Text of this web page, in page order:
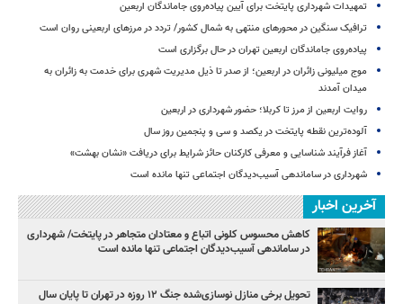
تمهیدات شهرداری پایتخت برای آیین پیاده‌روی جاماندگان اربعین
ترافیک سنگین در محورهای منتهی به شمال کشور/ تردد در مرزهای اربعینی روان است
پیاده‌روی جاماندگان اربعین تهران در حال برگزاری است
موج میلیونی زائران در اربعین؛ از صدر تا ذیل مدیریت شهری برای خدمت به زائران به
میدان آمدند
روایت اربعین از مرز تا کربلا؛ حضور شهرداری در اربعین
آلوده‌ترین نقطه پایتخت در یکصد و سی‌ و پنجمین روز سال
آغاز فرآیند شناسایی و معرفی کارکنان حائز شرایط برای دریافت «نشان بهشت»
شهرداری در ساماندهی آسیب‌دیدگان اجتماعی تنها مانده است
آخرین اخبار
کاهش محسوس کلونی اتباع و معتادان متجاهر در پایتخت/ شهرداری
در ساماندهی آسیب‌دیدگان اجتماعی تنها مانده است
تحویل برخی منازل نوسازی‌شده جنگ ۱۲ روزه در تهران تا پایان سال